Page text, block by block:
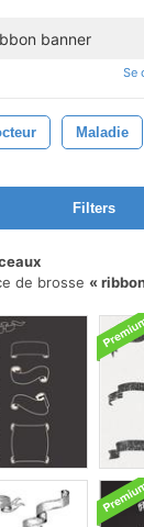
Se
Maladie
Filters
de brosse